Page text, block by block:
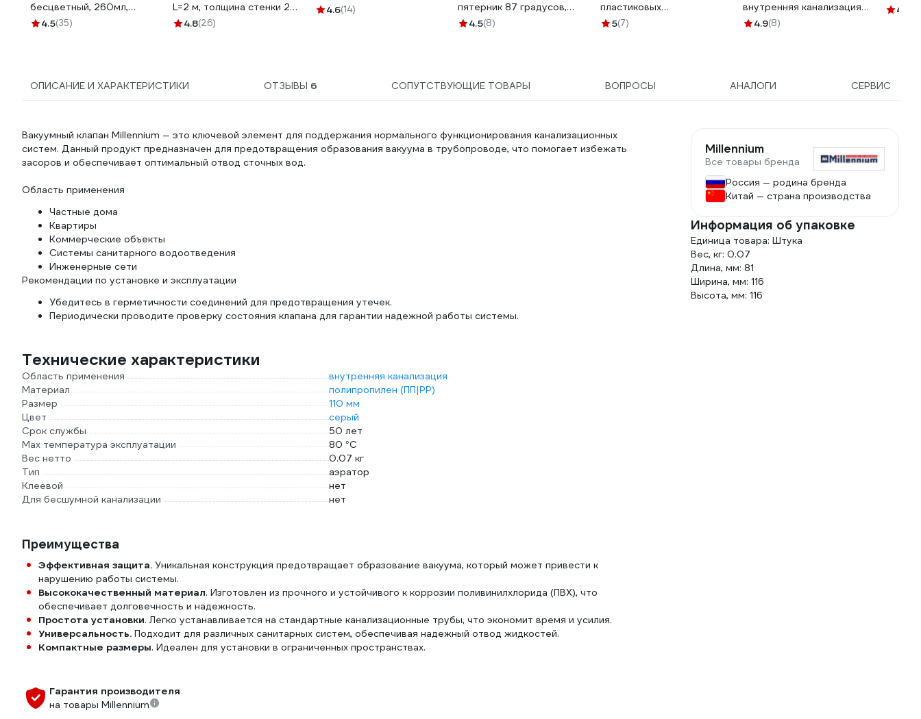
бесцветный, 260мл,
HOCU260BC
4.5(35)
L=2 м, толщина стенки 2.7
мм GSG-26
4.8(26)
4.6(14)
пятерник 87 градусов,
110х50х50х110 мм 115970
4.5(8)
пластиковых
канализационных труб
5(7)
внутренняя канализация
20102110
4.9(8)
4.1
ОПИСАНИЕ И ХАРАКТЕРИСТИКИ ОТЗЫВЫ 6 СОПУТСТВУЮЩИЕ ТОВАРЫ ВОПРОСЫ АНАЛОГИ СЕРВИС
Вакуумный клапан Millennium — это ключевой элемент для поддержания нормального функционирования канализационных
систем. Данный продукт предназначен для предотвращения образования вакуума в трубопроводе, что помогает избежать
засоров и обеспечивает оптимальный отвод сточных вод.
Область применения
Частные дома
Квартиры
Коммерческие объекты
Системы санитарного водоотведения
Инженерные сети
Рекомендации по установке и эксплуатации
Убедитесь в герметичности соединений для предотвращения утечек.
Периодически проводите проверку состояния клапана для гарантии надежной работы системы.
Технические характеристики
Область применения
внутренняя канализация
Материал
полипропилен (ПП|PP)
Размер
110 мм
Цвет
серый
Срок службы
50 лет
Max температура эксплуатации
80 °С
Вес нетто
0.07 кг
Тип
аэратор
Клеевой
нет
Для бесшумной канализации
нет
Преимущества
Эффективная защита. Уникальная конструкция предотвращает образование вакуума, который может привести к
нарушению работы системы.
Высококачественный материал. Изготовлен из прочного и устойчивого к коррозии поливинилхлорида (ПВХ), что
обеспечивает долговечность и надежность.
Простота установки. Легко устанавливается на стандартные канализационные трубы, что экономит время и усилия.
Универсальность. Подходит для различных санитарных систем, обеспечивая надежный отвод жидкостей.
Компактные размеры. Идеален для установки в ограниченных пространствах.
Гарантия производителя
на товары Millennium
Millennium
Все товары бренда
Россия — родина бренда
Китай — страна производства
Информация об упаковке
Единица товара: Штука
Вес, кг: 0.07
Длина, мм: 81
Ширина, мм: 116
Высота, мм: 116